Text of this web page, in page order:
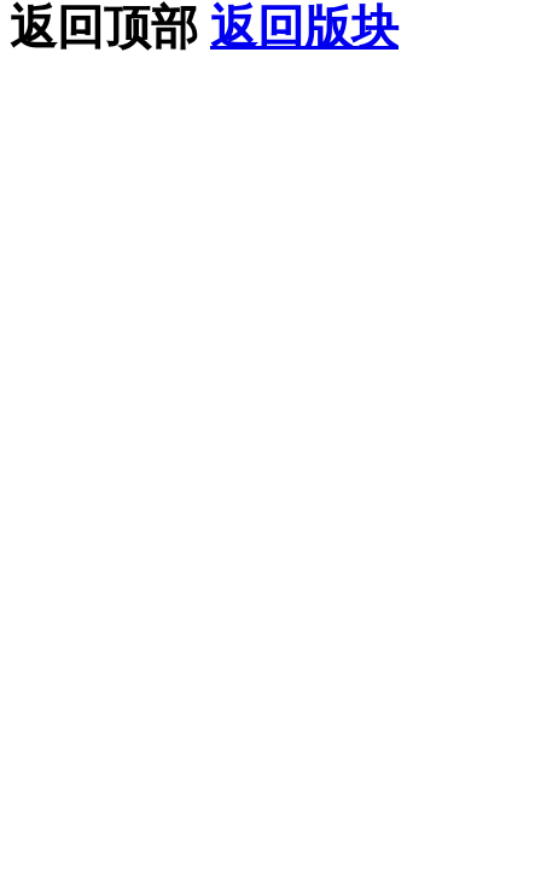
返回顶部 返回版块